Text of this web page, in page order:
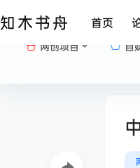
知木书舟 首页
网创项目 自